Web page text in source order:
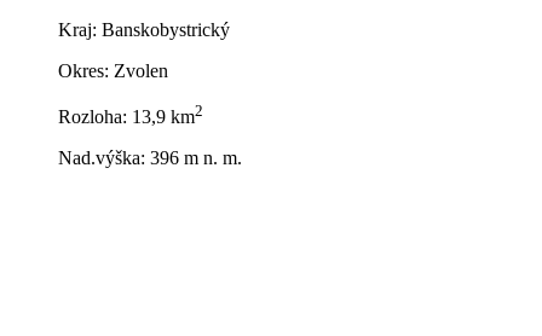
Kraj: Banskobystrický
Okres: Zvolen
Rozloha: 13,9 km2
Nad.výška: 396 m n. m.